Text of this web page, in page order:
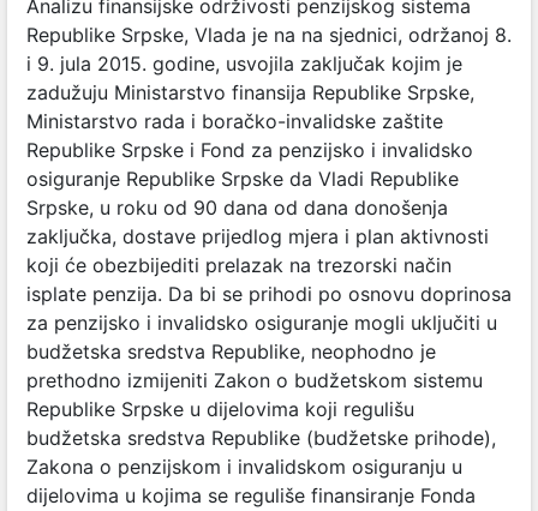
Analizu finansijske održivosti penzijskog sistema
Republike Srpske, Vlada je na na sjednici, održanoj 8.
i 9. jula 2015. godine, usvojila zaključak kojim je
zadužuju Ministarstvo finansija Republike Srpske,
Ministarstvo rada i boračko-invalidske zaštite
Republike Srpske i Fond za penzijsko i invalidsko
osiguranje Republike Srpske da Vladi Republike
Srpske, u roku od 90 dana od dana donošenja
zaključka, dostave prijedlog mjera i plan aktivnosti
koji će obezbijediti prelazak na trezorski način
isplate penzija. Da bi se prihodi po osnovu doprinosa
za penzijsko i invalidsko osiguranje mogli uključiti u
budžetska sredstva Republike, neophodno je
prethodno izmijeniti Zakon o budžetskom sistemu
Republike Srpske u dijelovima koji regulišu
budžetska sredstva Republike (budžetske prihode),
Zakona o penzijskom i invalidskom osiguranju u
dijelovima u kojima se reguliše finansiranje Fonda